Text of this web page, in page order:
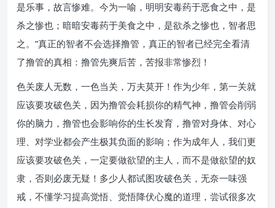
是乐事，故言惨难。今为一喻，明明安毒药于恶食之中，是
杀之惨也；暗暗安毒药于美食之中，是欲杀之惨也，智者思
之。”真正的智者不会选择撸管，真正的智者已经完全看清
了撸管的真相：撸管先爽后苦，苦报非常惨烈！
色关废人无数，一色当关，万夫莫开！作为少年，第一关就
应该要攻破色关，因为撸管会耗损你的精气神，撸管会削弱
你的脑力，撸管也会影响你的生长发育，撸管对身体、对心
理、对学业都会产生极其负面的影响；作为成年人，我们更
应该要攻破色关，一定要做欲望的主人，而不是做欲望的奴
隶，否则必废无疑！多少人都试图攻破色关，无奈一味强
戒，不懂学习提高觉悟、觉悟降伏心魔的道理，尝试很多次